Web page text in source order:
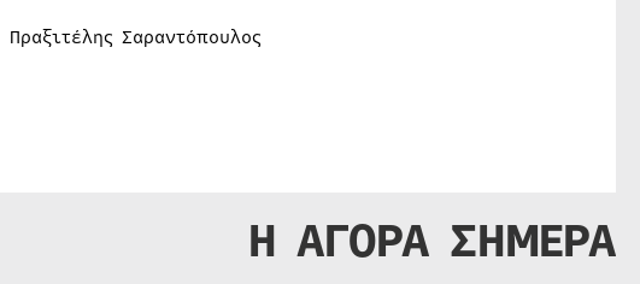
Πραξιτέλης Σαραντόπουλος
Η ΑΓΟΡΑ ΣΗΜΕΡΑ